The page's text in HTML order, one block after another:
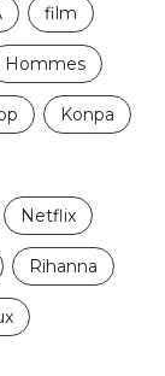
film
Hommes
Konpa
Netflix
Rihanna